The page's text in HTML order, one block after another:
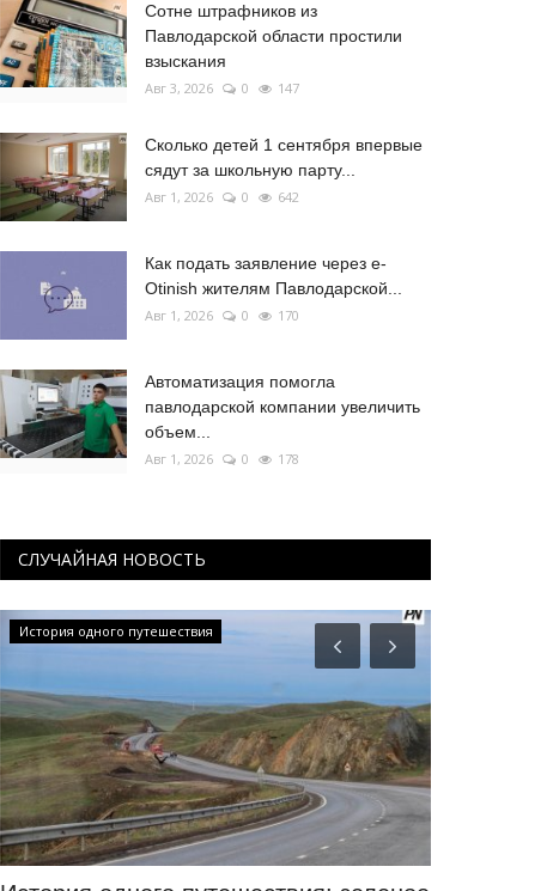
Сотне штрафников из
Павлодарской области простили
взыскания
Авг 3, 2026 0 147
Сколько детей 1 сентября впервые
сядут за школьную парту...
Авг 1, 2026 0 642
Как подать заявление через e-
Otinish жителям Павлодарской...
Авг 1, 2026 0 170
Автоматизация помогла
павлодарской компании увеличить
объем...
Авг 1, 2026 0 178
СЛУЧАЙНАЯ НОВОСТЬ
История одного путешествия